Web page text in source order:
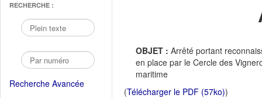
RECHERCHE :
Recherche Avancée
OBJET : Arrêté portant
en place par le Cercle des
maritime
(Télécharger le PDF (57ko))